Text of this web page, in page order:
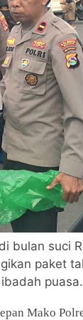
bulan suci
paket
puasa.
Mako